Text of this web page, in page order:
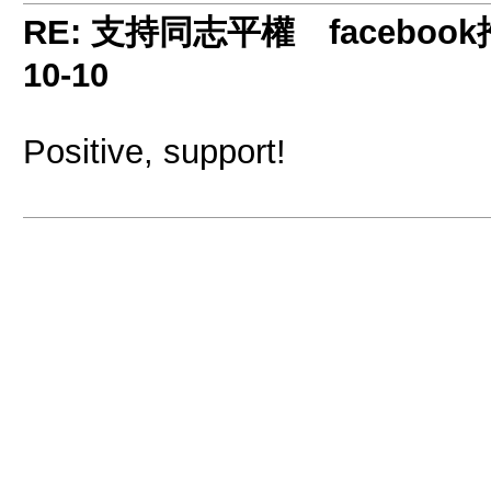
RE: 支持同志平權 facebook
10-10
Positive, support!